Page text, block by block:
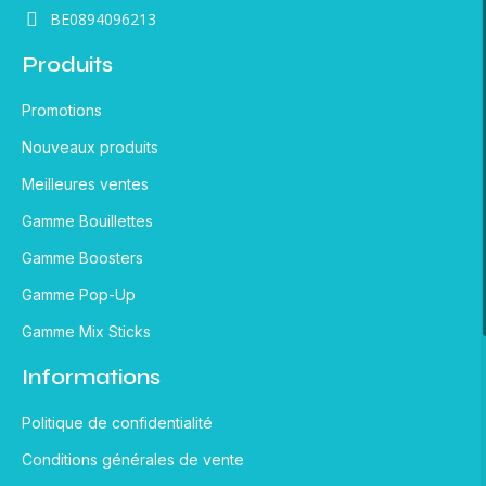
BE0894096213
Produits
Promotions
Nouveaux produits
Meilleures ventes
Gamme Bouillettes
Gamme Boosters
Gamme Pop-Up
Gamme Mix Sticks
Informations
Politique de confidentialité
Conditions générales de vente